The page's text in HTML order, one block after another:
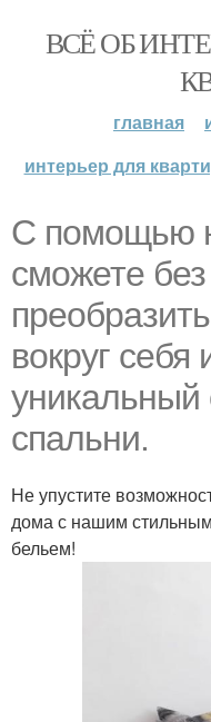
ВСЁ ОБ
главная
интерьер для
С помощью
сможете
вокруг себя
уникальный
спальни.
Не упустите
дома с нашим
бельем!